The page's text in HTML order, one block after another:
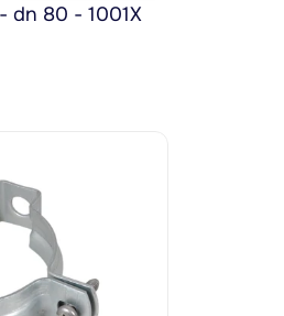
dn 80 - 1001X